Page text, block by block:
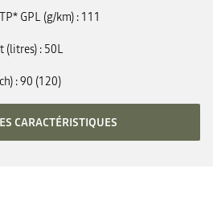
GPL (g/km) 111
(litres) 50L
90 (120)
CARACTÉRISTIQUES